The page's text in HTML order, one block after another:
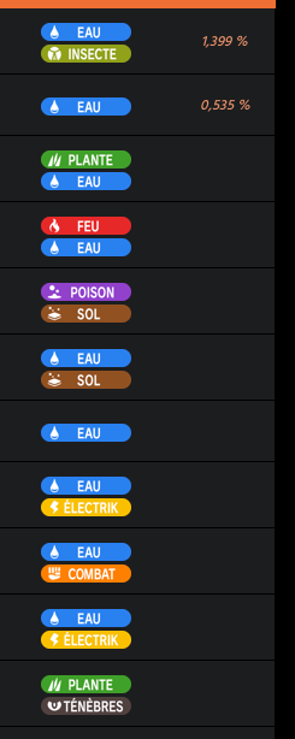
Eau
Insecte
1,399%
Eau 0,535%
Plante
Eau
Feu
Eau
Poison
Sol
Eau
Sol
Eau
Eau
Électrik
Eau
Combat
Eau
Électrik
Plante
Ténèbres